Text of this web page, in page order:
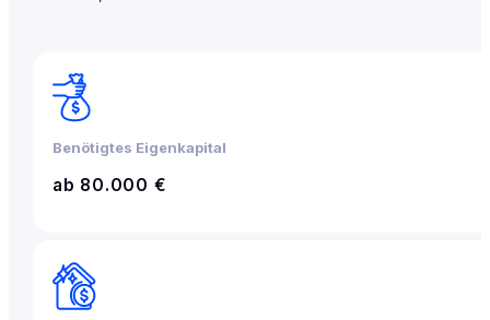
Benötigtes Eigenkapital
ab 80.000 €